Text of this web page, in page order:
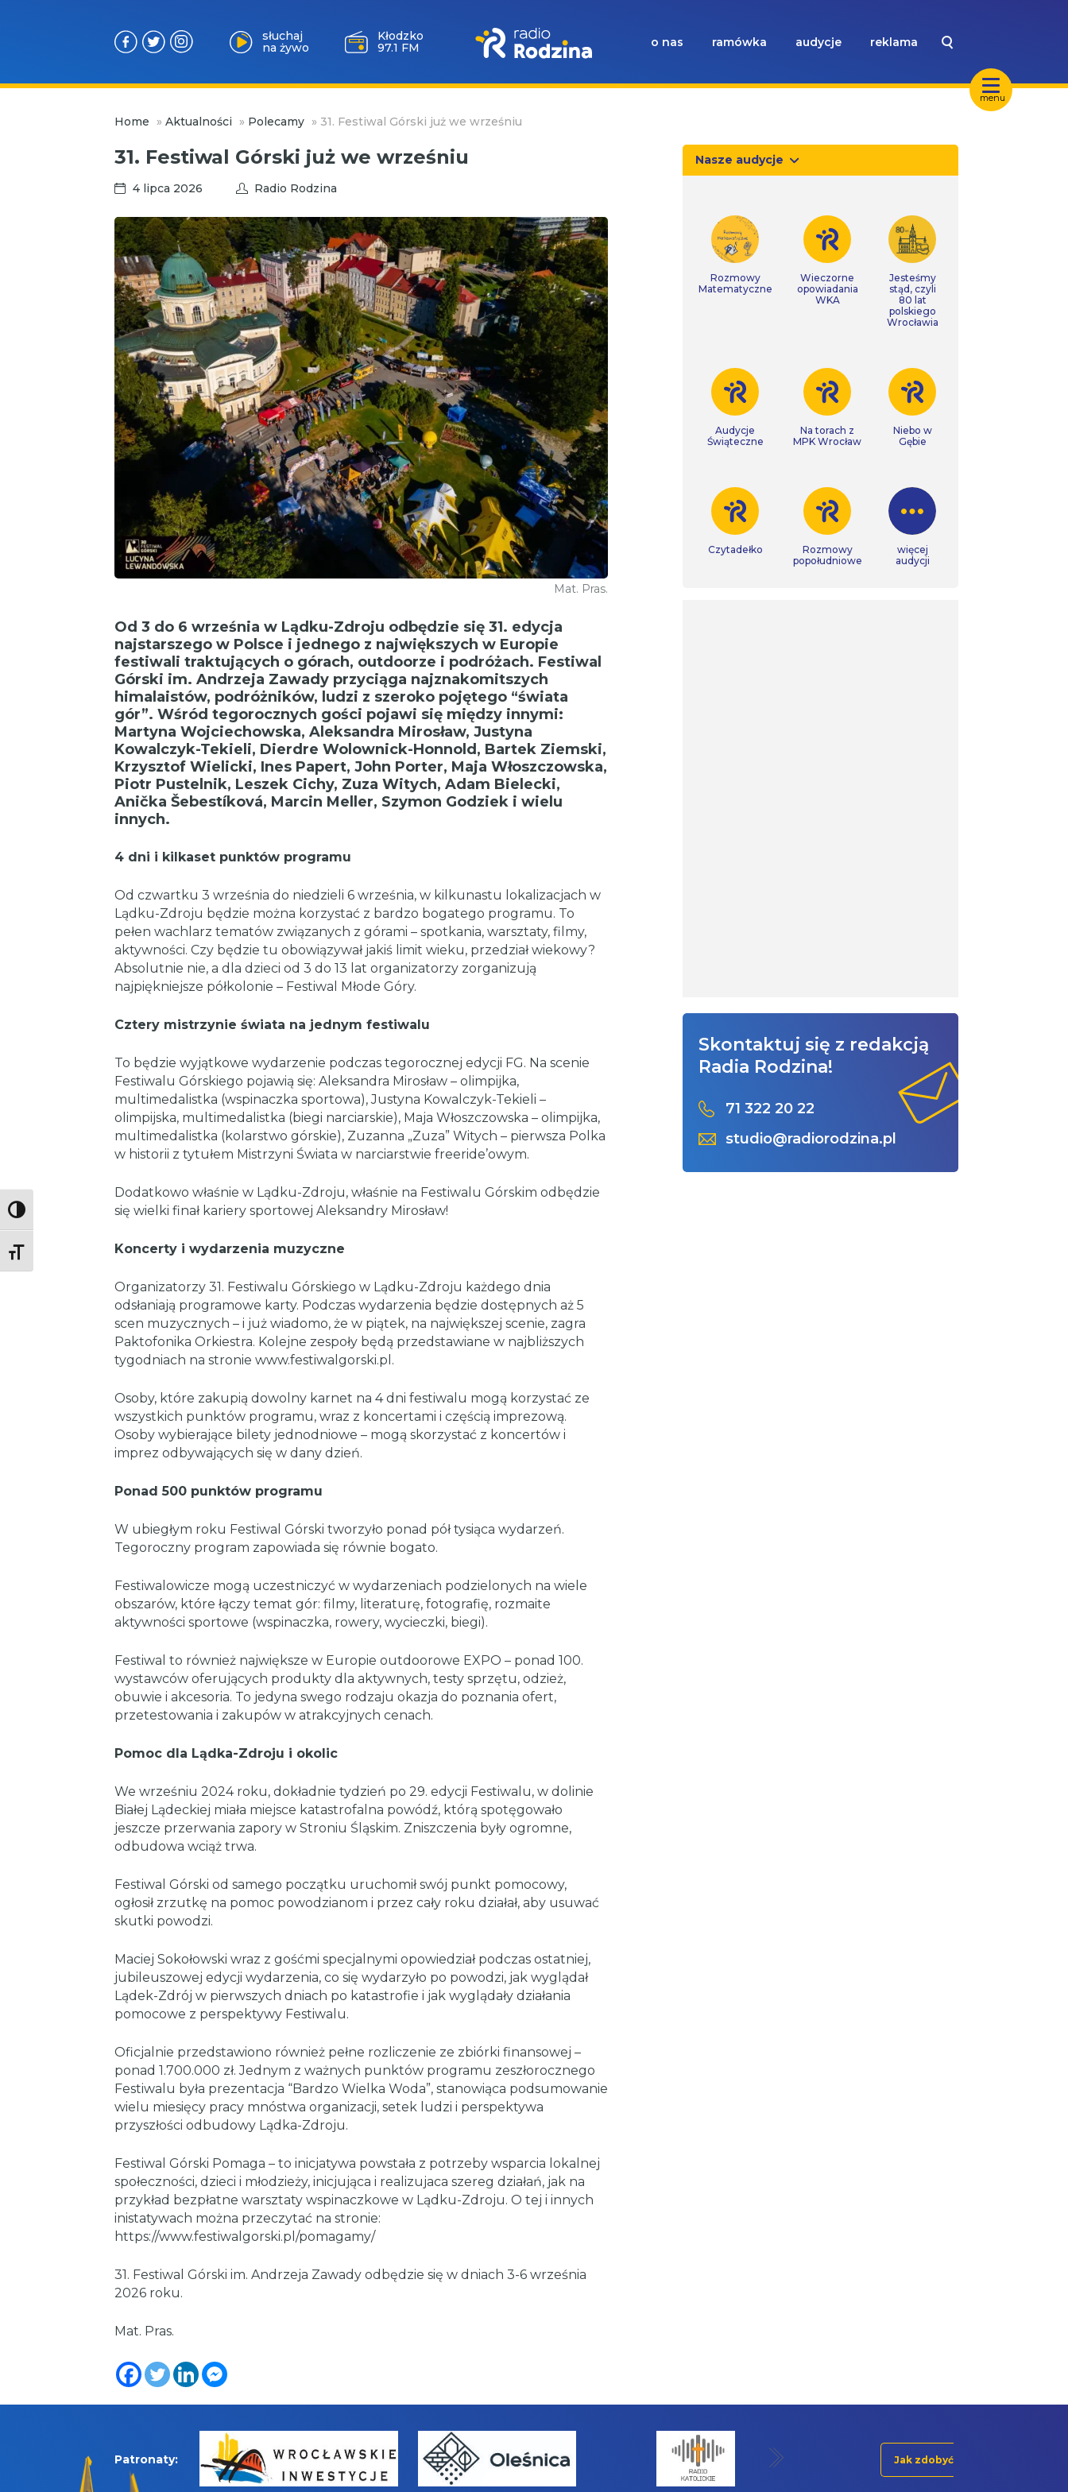
Toggle High Contrast
Toggle Font size
menu
słuchaj
na żywo
Wołów
99.6 FM
o nas ramówka audycje reklama
Home » Aktualności » Polecamy » 31. Festiwal Górski już we wrześniu
31. Festiwal Górski już we wrześniu
4 lipca 2026 Radio Rodzina
Mat. Pras.
Od 3 do 6 września w Lądku-Zdroju odbędzie się 31. edycja
najstarszego w Polsce i jednego z największych w Europie
festiwali traktujących o górach, outdoorze i podróżach. Festiwal
Górski im. Andrzeja Zawady przyciąga najznakomitszych
himalaistów, podróżników, ludzi z szeroko pojętego “świata
gór”. Wśród tegorocznych gości pojawi się między innymi:
Martyna Wojciechowska, Aleksandra Mirosław, Justyna
Kowalczyk-Tekieli, Dierdre Wolownick-Honnold, Bartek Ziemski,
Krzysztof Wielicki, Ines Papert, John Porter, Maja Włoszczowska,
Piotr Pustelnik, Leszek Cichy, Zuza Witych, Adam Bielecki,
Anička Šebestíková, Marcin Meller, Szymon Godziek i wielu
innych.
4 dni i kilkaset punktów programu
Od czwartku 3 września do niedzieli 6 września, w kilkunastu lokalizacjach w
Lądku-Zdroju będzie można korzystać z bardzo bogatego programu. To
pełen wachlarz tematów związanych z górami – spotkania, warsztaty, filmy,
aktywności. Czy będzie tu obowiązywał jakiś limit wieku, przedział wiekowy?
Absolutnie nie, a dla dzieci od 3 do 13 lat organizatorzy zorganizują
najpiękniejsze półkolonie – Festiwal Młode Góry.
Cztery mistrzynie świata na jednym festiwalu
To będzie wyjątkowe wydarzenie podczas tegorocznej edycji FG. Na scenie
Festiwalu Górskiego pojawią się: Aleksandra Mirosław – olimpijka,
multimedalistka (wspinaczka sportowa), Justyna Kowalczyk-Tekieli –
olimpijska, multimedalistka (biegi narciarskie), Maja Włoszczowska – olimpijka,
multimedalistka (kolarstwo górskie), Zuzanna „Zuza” Witych – pierwsza Polka
w historii z tytułem Mistrzyni Świata w narciarstwie freeride’owym.
Dodatkowo właśnie w Lądku-Zdroju, właśnie na Festiwalu Górskim odbędzie
się wielki finał kariery sportowej Aleksandry Mirosław!
Koncerty i wydarzenia muzyczne
Organizatorzy 31. Festiwalu Górskiego w Lądku-Zdroju każdego dnia
odsłaniają programowe karty. Podczas wydarzenia będzie dostępnych aż 5
scen muzycznych – i już wiadomo, że w piątek, na największej scenie, zagra
Paktofonika Orkiestra. Kolejne zespoły będą przedstawiane w najbliższych
tygodniach na stronie www.festiwalgorski.pl.
Osoby, które zakupią dowolny karnet na 4 dni festiwalu mogą korzystać ze
wszystkich punktów programu, wraz z koncertami i częścią imprezową.
Osoby wybierające bilety jednodniowe – mogą skorzystać z koncertów i
imprez odbywających się w dany dzień.
Ponad 500 punktów programu
W ubiegłym roku Festiwal Górski tworzyło ponad pół tysiąca wydarzeń.
Tegoroczny program zapowiada się równie bogato.
Festiwalowicze mogą uczestniczyć w wydarzeniach podzielonych na wiele
obszarów, które łączy temat gór: filmy, literaturę, fotografię, rozmaite
aktywności sportowe (wspinaczka, rowery, wycieczki, biegi).
Festiwal to również największe w Europie outdoorowe EXPO – ponad 100.
wystawców oferujących produkty dla aktywnych, testy sprzętu, odzież,
obuwie i akcesoria. To jedyna swego rodzaju okazja do poznania ofert,
przetestowania i zakupów w atrakcyjnych cenach.
Pomoc dla Lądka-Zdroju i okolic
We wrześniu 2024 roku, dokładnie tydzień po 29. edycji Festiwalu, w dolinie
Białej Lądeckiej miała miejsce katastrofalna powódź, którą spotęgowało
jeszcze przerwania zapory w Stroniu Śląskim. Zniszczenia były ogromne,
odbudowa wciąż trwa.
Festiwal Górski od samego początku uruchomił swój punkt pomocowy,
ogłosił zrzutkę na pomoc powodzianom i przez cały roku działał, aby usuwać
skutki powodzi.
Maciej Sokołowski wraz z gośćmi specjalnymi opowiedział podczas ostatniej,
jubileuszowej edycji wydarzenia, co się wydarzyło po powodzi, jak wyglądał
Lądek-Zdrój w pierwszych dniach po katastrofie i jak wyglądały działania
pomocowe z perspektywy Festiwalu.
Oficjalnie przedstawiono również pełne rozliczenie ze zbiórki finansowej –
ponad 1.700.000 zł. Jednym z ważnych punktów programu zeszłorocznego
Festiwalu była prezentacja “Bardzo Wielka Woda”, stanowiąca podsumowanie
wielu miesięcy pracy mnóstwa organizacji, setek ludzi i perspektywa
przyszłości odbudowy Lądka-Zdroju.
Festiwal Górski Pomaga – to inicjatywa powstała z potrzeby wsparcia lokalnej
społeczności, dzieci i młodzieży, inicjująca i realizujaca szereg działań, jak na
przykład bezpłatne warsztaty wspinaczkowe w Lądku-Zdroju. O tej i innych
inistatywach można przeczytać na stronie:
https://www.festiwalgorski.pl/pomagamy/
31. Festiwal Górski im. Andrzeja Zawady odbędzie się w dniach 3-6 września
2026 roku.
Mat. Pras.
Nasze audycje
Rozmowy
Matematyczne
Wieczorne
opowiadania
WKA
Jesteśmy
stąd, czyli
80 lat
polskiego
Wrocławia
Audycje
Świąteczne
Na torach z
MPK Wrocław
Niebo w
Gębie
Czytadełko
Rozmowy
popołudniowe
więcej
audycji
Skontaktuj się z redakcją
Radia Rodzina!
71 322 20 22
studio@radiorodzina.pl
Patronaty: Jak zdobyć